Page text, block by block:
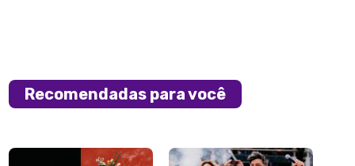
Recomendadas para você